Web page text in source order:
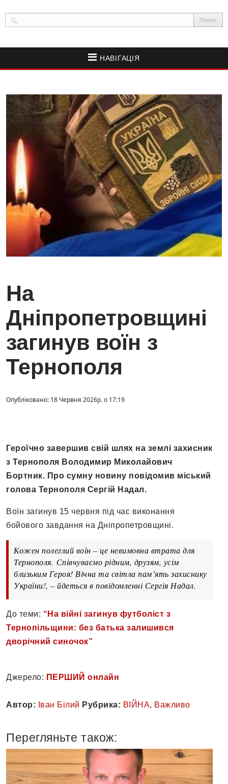
НАВІГАЦІЯ
На
Дніпропетровщині
загинув воїн з
Тернополя
Опубліковано: 18 Червня 2026р. о 17:19
Героїчно завершив свій шлях на землі захисник
з Тернополя Володимир Миколайович
Бортник. Про сумну новину повідомив міський
голова Тернополя Сергій Надал.
Воїн загинув 15 червня під час виконання
бойового завдання на Дніпропетровщині.
Кожен полеглий воїн – це невимовна втрата для
Тернополя. Співчуваємо рідним, друзям, усім
близьким Героя! Вічна та світла памʼять захиснику
України!, – йдеться в повідомленні Сергія Надал.
До теми: “На війні загинув футболіст з
Тернопільщини: без батька залишився
дворічний синочок”
Джерело: ПЕРШИЙ онлайн
Автор: Іван Білий Рубрика: ВІЙНА, Важливо
Перегляньте також: